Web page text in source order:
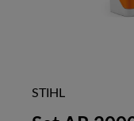
STIHL